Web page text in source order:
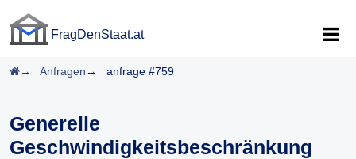
FragDenStaat.at
Startseite
Anfragen anfrage #759
Generelle
Geschwindigkeitsbeschränkung